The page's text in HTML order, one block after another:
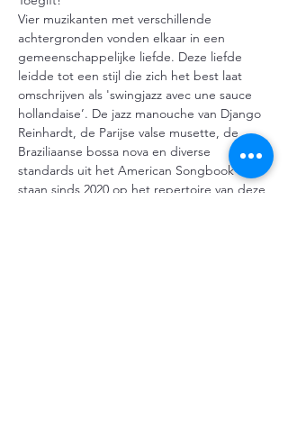
Vier muzikanten met verschillende
achtergronden vonden elkaar in een
gemeenschappelijke liefde. Deze liefde
leidde tot een stijl die zich het best laat
omschrijven als 'swingjazz avec une sauce
hollandaise’. De jazz manouche van Django
Reinhardt, de Parijse valse musette, de
Braziliaanse bossa nova en diverse
standards uit het American Songbook
staan sinds 2020 op het repertoire van deze